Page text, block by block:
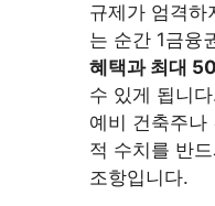
규제가 엄격하
는 순간 1금융
혜택과 최대
수 있게 됩니
예비 건축주나
적 수치를 반
조항입니다.